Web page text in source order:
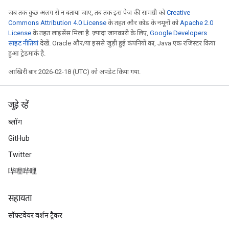
जब तक कुछ अलग से न बताया जाए, तब तक इस पेज की सामग्री कोCreative
Commons Attribution 4.0 License के तहत और कोड के नमूनों को Apache 2.0
License के तहत लाइसेंस मिला है. ज़्यादा जानकारी के लिए, Google Developers
साइट नीतियांदेखें. Oracle और/या इससे जुड़ी हुई कंपनियों का, Java एक रजिस्टर किया
हुआ ट्रेडमार्क है.
आखिरी बार 2026-02-18 (UTC) को अपडेट किया गया.
जुड़े रहें
ब्लॉग
GitHub
Twitter
哔哩哔哩
सहायता
सॉफ़्टवेयर वर्शन ट्रैकर